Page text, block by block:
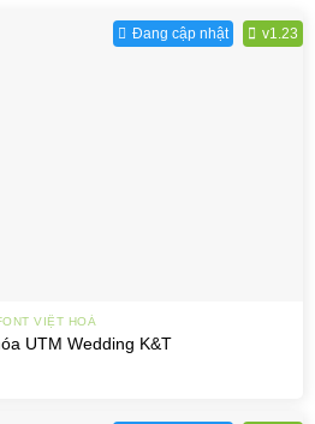
Đang cập nhật v1.23
VIỆT HOÁ
UTM Wedding K&T